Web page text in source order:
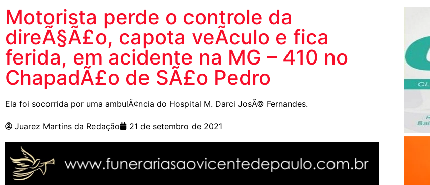
Motorista perde o controle da
direÃ§Ã£o, capota veÃ­culo e fica
ferida, em acidente na MG – 410 no
ChapadÃ£o de SÃ£o Pedro
Ela foi socorrida por uma ambulÃ¢ncia do Hospital M. Darci JosÃ© Fernandes.
Juarez Martins da Redação 21 de setembro de 2021